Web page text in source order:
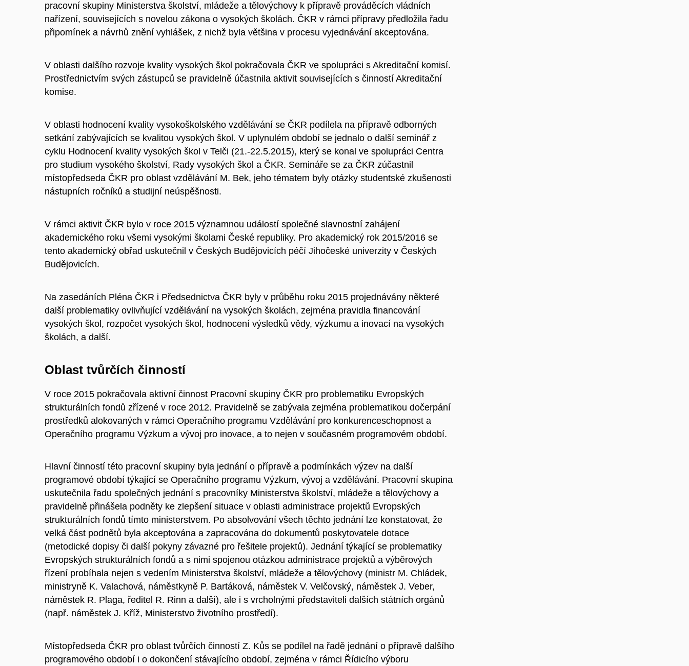
pracovní skupiny Ministerstva školství, mládeže a tělovýchovy k přípravě prováděcích vládních
nařízení, souvisejících s novelou zákona o vysokých školách. ČKR v rámci přípravy předložila řadu
připomínek a návrhů znění vyhlášek, z nichž byla většina v procesu vyjednávání akceptována.
V oblasti dalšího rozvoje kvality vysokých škol pokračovala ČKR ve spolupráci s Akreditační komisí.
Prostřednictvím svých zástupců se pravidelně účastnila aktivit souvisejících s činností Akreditační
komise.
V oblasti hodnocení kvality vysokoškolského vzdělávání se ČKR podílela na přípravě odborných
setkání zabývajících se kvalitou vysokých škol. V uplynulém období se jednalo o další seminář z
cyklu Hodnocení kvality vysokých škol v Telči (21.-22.5.2015), který se konal ve spolupráci Centra
pro studium vysokého školství, Rady vysokých škol a ČKR. Semináře se za ČKR zúčastnil
místopředseda ČKR pro oblast vzdělávání M. Bek, jeho tématem byly otázky studentské zkušenosti
nástupních ročníků a studijní neúspěšnosti.
V rámci aktivit ČKR bylo v roce 2015 významnou událostí společné slavnostní zahájení
akademického roku všemi vysokými školami České republiky. Pro akademický rok 2015/2016 se
tento akademický obřad uskutečnil v Českých Budějovicích péčí Jihočeské univerzity v Českých
Budějovicích.
Na zasedáních Pléna ČKR i Předsednictva ČKR byly v průběhu roku 2015 projednávány některé
další problematiky ovlivňující vzdělávání na vysokých školách, zejména pravidla financování
vysokých škol, rozpočet vysokých škol, hodnocení výsledků vědy, výzkumu a inovací na vysokých
školách, a další.
Oblast tvůrčích činností
V roce 2015 pokračovala aktivní činnost Pracovní skupiny ČKR pro problematiku Evropských
strukturálních fondů zřízené v roce 2012. Pravidelně se zabývala zejména problematikou dočerpání
prostředků alokovaných v rámci Operačního programu Vzdělávání pro konkurenceschopnost a
Operačního programu Výzkum a vývoj pro inovace, a to nejen v současném programovém období.
Hlavní činností této pracovní skupiny byla jednání o přípravě a podmínkách výzev na další
programové období týkající se Operačního programu Výzkum, vývoj a vzdělávání. Pracovní skupina
uskutečnila řadu společných jednání s pracovníky Ministerstva školství, mládeže a tělovýchovy a
pravidelně přinášela podněty ke zlepšení situace v oblasti administrace projektů Evropských
strukturálních fondů tímto ministerstvem. Po absolvování všech těchto jednání lze konstatovat, že
velká část podnětů byla akceptována a zapracována do dokumentů poskytovatele dotace
(metodické dopisy či další pokyny závazné pro řešitele projektů). Jednání týkající se problematiky
Evropských strukturálních fondů a s nimi spojenou otázkou administrace projektů a výběrových
řízení probíhala nejen s vedením Ministerstva školství, mládeže a tělovýchovy (ministr M. Chládek,
ministryně K. Valachová, náměstkyně P. Bartáková, náměstek V. Velčovský, náměstek J. Veber,
náměstek R. Plaga, ředitel R. Rinn a další), ale i s vrcholnými představiteli dalších státních orgánů
(např. náměstek J. Kříž, Ministerstvo životního prostředí).
Místopředseda ČKR pro oblast tvůrčích činností Z. Kůs se podílel na řadě jednání o přípravě dalšího
programového období i o dokončení stávajícího období, zejména v rámci Řídicího výboru